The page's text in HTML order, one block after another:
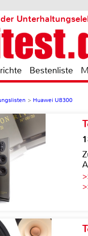
Bestenliste
> Huawei U8300